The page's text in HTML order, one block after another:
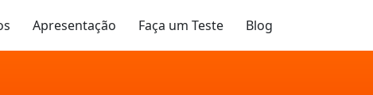
Apresentação Faça um Teste Blog